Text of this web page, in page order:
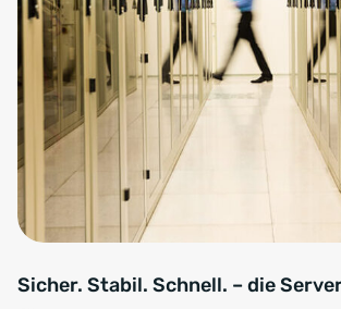
Sicher. Stabil. Schnell. – die